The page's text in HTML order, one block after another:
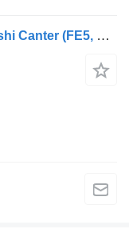
MK486506 Scheinwerfer für Mitsubishi Canter (FE5, FE6) 6.Generation | 86 LKW